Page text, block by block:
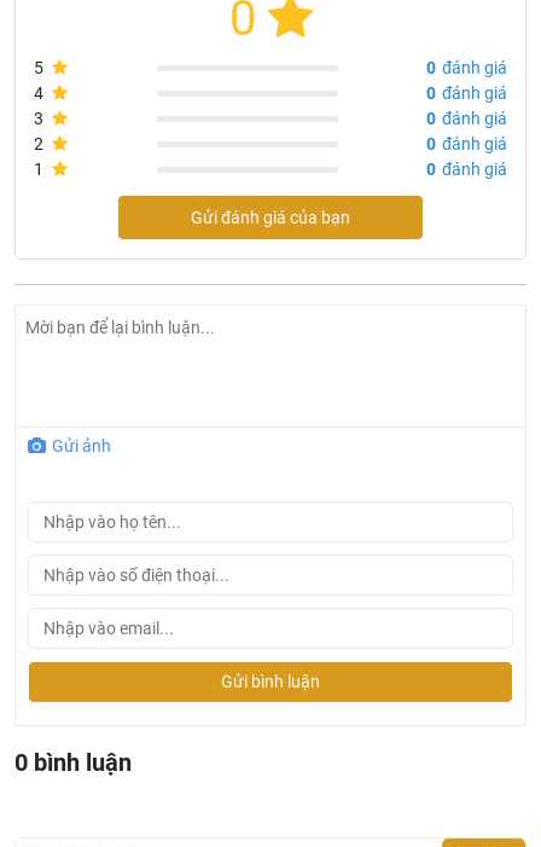
0
5 0 đánh giá
4
0 đánh giá
3
0 đánh giá
2
0 đánh giá
1
0 đánh giá
Gửi đánh giá của bạn
Gửi ảnh
Gửi bình luận
0 bình luận